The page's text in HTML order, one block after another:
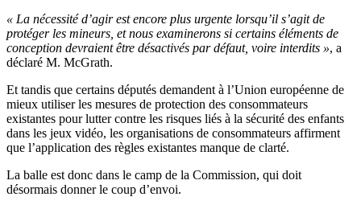
« La nécessité d’agir est encore plus urgente lorsqu’il s’agit de
protéger les mineurs, et nous examinerons si certains éléments de
conception devraient être désactivés par défaut, voire interdits », a
déclaré M. McGrath.
Et tandis que certains députés demandent à l’Union européenne de
mieux utiliser les mesures de protection des consommateurs
existantes pour lutter contre les risques liés à la sécurité des enfants
dans les jeux vidéo, les organisations de consommateurs affirment
que l’application des règles existantes manque de clarté.
La balle est donc dans le camp de la Commission, qui doit
désormais donner le coup d’envoi.